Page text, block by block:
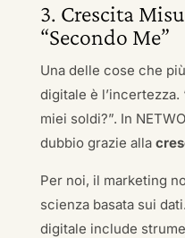
3. Crescita
“Secondo Me”
Una delle cose che
digitale è l’incertezza.
miei soldi?”. In
dubbio grazie alla
Per noi, il marketing
scienza basata sui
digitale include